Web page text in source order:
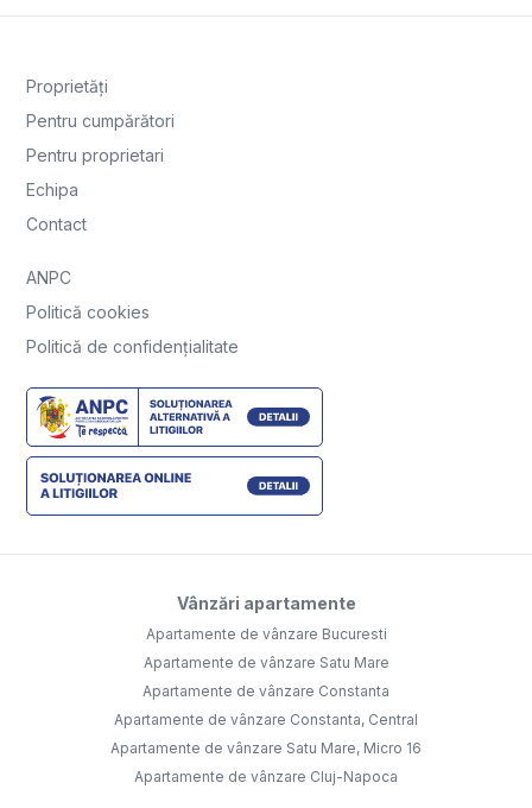
Proprietăți
Pentru cumpărători
Pentru proprietari
Echipa
Contact
ANPC
Politică cookies
Politică de confidențialitate
Vânzări apartamente
Apartamente de vânzare Bucuresti
Apartamente de vânzare Satu Mare
Apartamente de vânzare Constanta
Apartamente de vânzare Constanta, Central
Apartamente de vânzare Satu Mare, Micro 16
Apartamente de vânzare Cluj-Napoca